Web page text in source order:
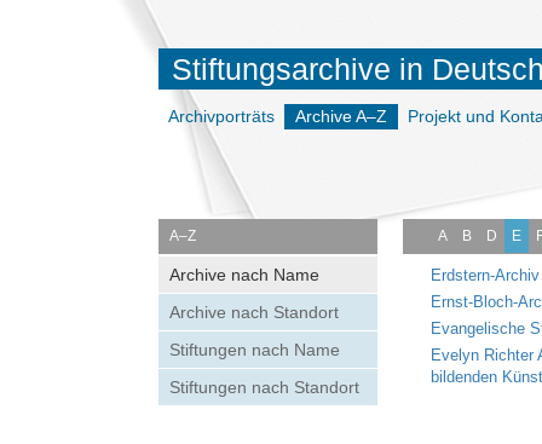
Stiftungsarchive in
Archivporträts Archive A–Z Projekt und
A–Z
Archive nach Name
Archive nach Standort
Stiftungen nach Name
Stiftungen nach Standort
A B D E
Erdstern-
Ernst-Bloch-
Evangelische
Evelyn Richter
bildenden